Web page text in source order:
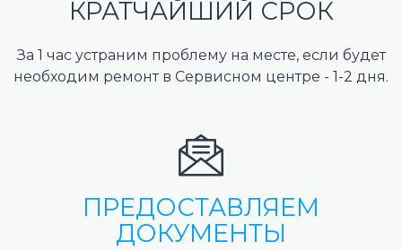
КРАТЧАЙШИЙ СРОК
За 1 час устраним проблему на месте, если будет
необходим ремонт в Сервисном центре - 1-2 дня.
ПРЕДОСТАВЛЯЕМ
ДОКУМЕНТЫ